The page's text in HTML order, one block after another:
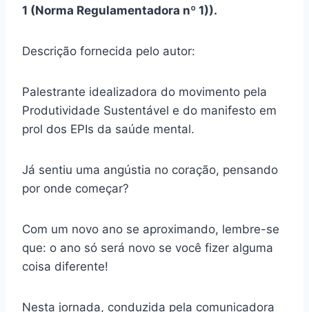
1 (Norma Regulamentadora nº 1)).
Descrição fornecida pelo autor:
Palestrante idealizadora do movimento pela
Produtividade Sustentável e do manifesto em
prol dos EPIs da saúde mental.
Já sentiu uma angústia no coração, pensando
por onde começar?
Com um novo ano se aproximando, lembre-se
que: o ano só será novo se você fizer alguma
coisa diferente!
Nesta jornada, conduzida pela comunicadora